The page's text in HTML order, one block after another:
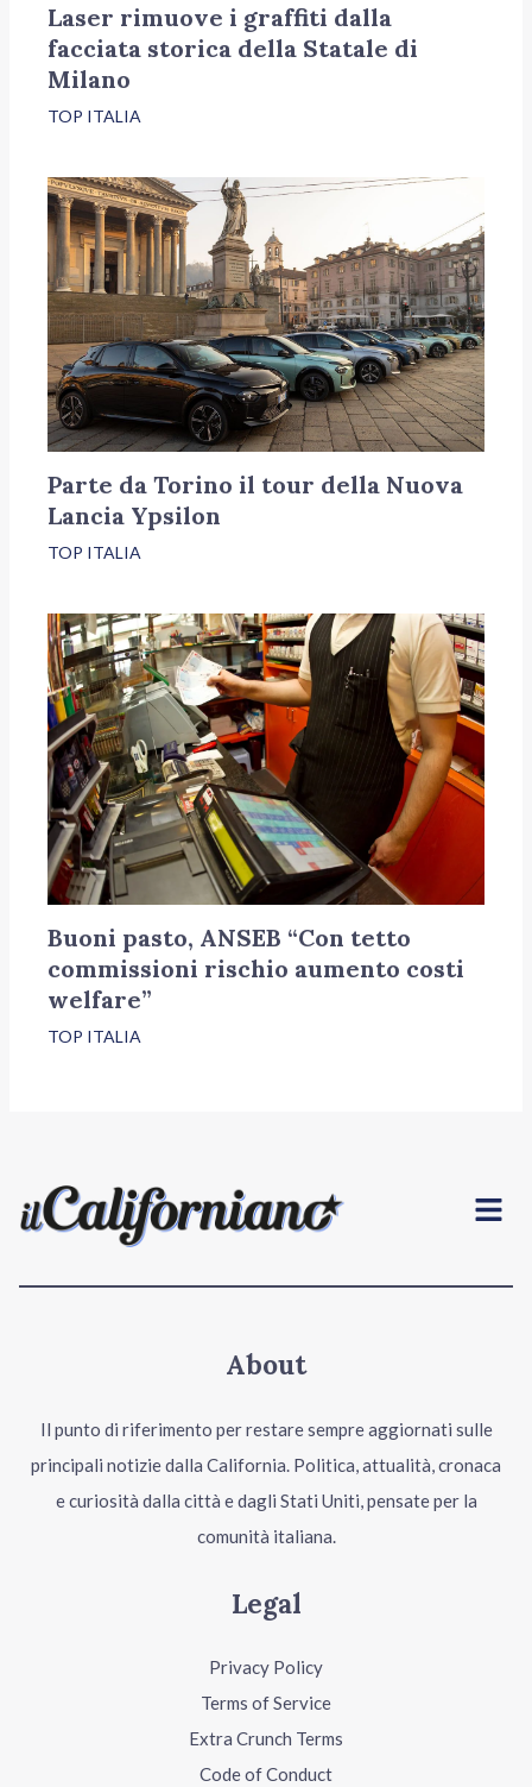
Laser rimuove i graffiti dalla
facciata storica della Statale di
Milano
TOP ITALIA
Parte da Torino il tour della Nuova
Lancia Ypsilon
TOP ITALIA
Buoni pasto, ANSEB “Con tetto
commissioni rischio aumento costi
welfare”
TOP ITALIA
Menu
About
Il punto di riferimento per restare sempre aggiornati sulle
principali notizie dalla California. Politica, attualità, cronaca
e curiosità dalla città e dagli Stati Uniti, pensate per la
comunità italiana.
Legal
Privacy Policy
Terms of Service
Extra Crunch Terms
Code of Conduct